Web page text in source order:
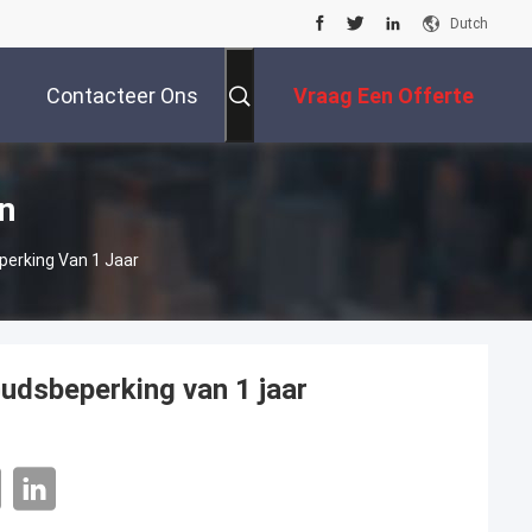
Dutch
Contacteer Ons Vraag Een Offerte
Van 1 Jaar
van 1 jaar